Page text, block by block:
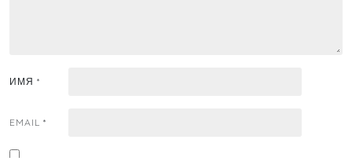
ИМЯ *
EMAIL *